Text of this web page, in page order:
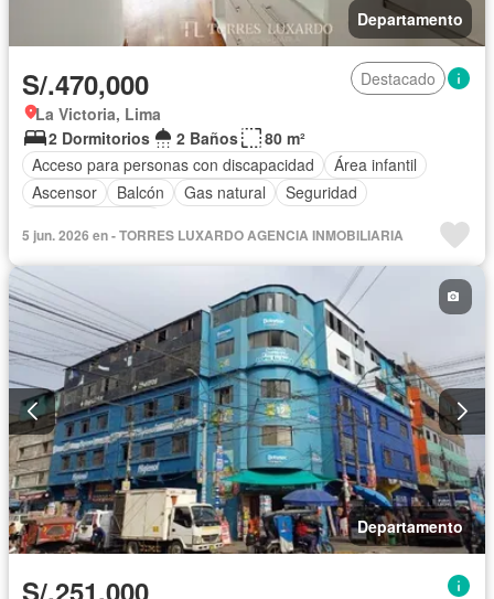
Departamento
S/.470,000
Destacado
La Victoria, Lima
2 Dormitorios
2 Baños
80 m²
Acceso para personas con discapacidad
Área infantil
Ascensor
Balcón Gas natural
Seguridad
5 jun. 2026 en - TORRES LUXARDO AGENCIA INMOBILIARIA
Departamento